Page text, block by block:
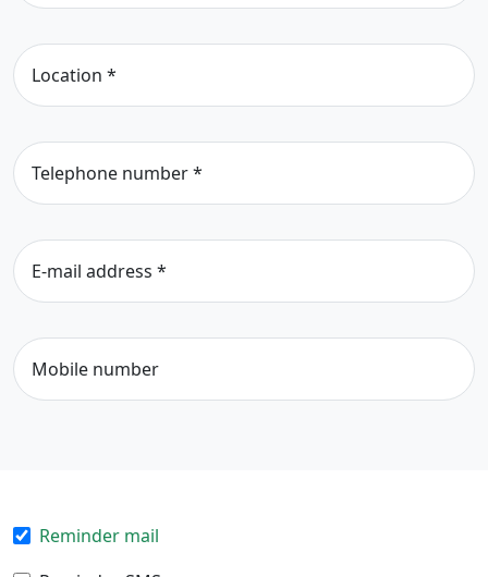
Location *
Telephone number*
E-mail address *
Mobile number
Reminder mail